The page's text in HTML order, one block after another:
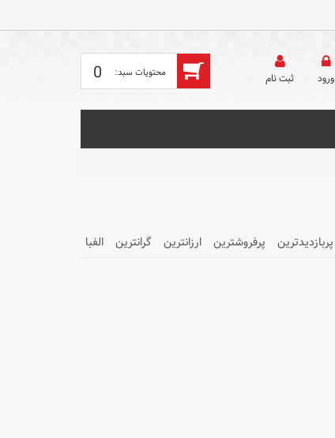
0 ورود ثبت‌ نام
پربازدیدترین پرفروشترین ارزانترین گرانترین الفبا